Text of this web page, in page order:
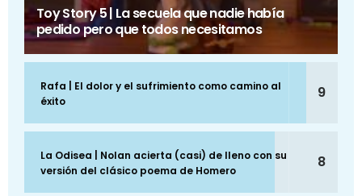
Toy Story 5 | La secuela que nadie había
pedido pero que todos necesitamos
Rafa | El dolor y el sufrimiento como camino al
éxito
9
La Odisea | Nolan acierta (casi) de lleno con su
versión del clásico poema de Homero
8